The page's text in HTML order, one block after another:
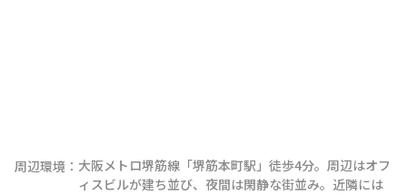
周辺環境： 大阪メトロ堺筋線「堺筋本町駅」徒歩4分。周辺はオフ
ィスビルが建ち並び、夜間は閑静な街並み。近隣には